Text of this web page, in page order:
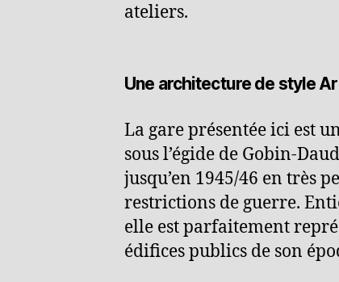
ateliers.
Une architecture de style
La gare présentée ici est
sous l’égide de Gobin-
jusqu’en 1945/46 en très
restrictions de guerre.
elle est parfaitement
édifices publics de son